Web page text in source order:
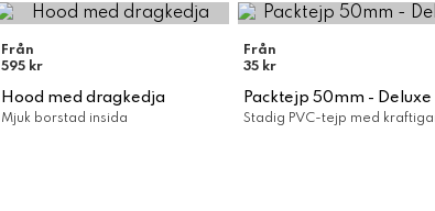
Från
595 kr
Hood med dragkedja
Mjuk borstad insida
Från
35 kr
Packtejp 50mm - Deluxe